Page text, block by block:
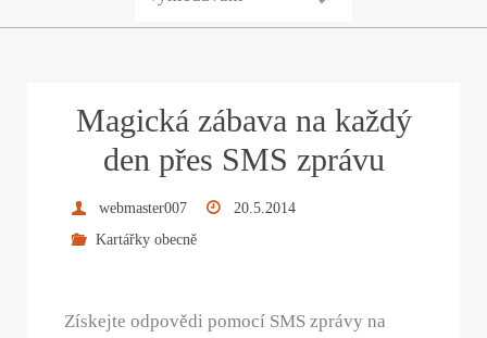
Magická zábava na každý
den přes SMS zprávu
webmaster007
20.5.2014
Kartářky obecně
Získejte odpovědi pomocí SMS zprávy na